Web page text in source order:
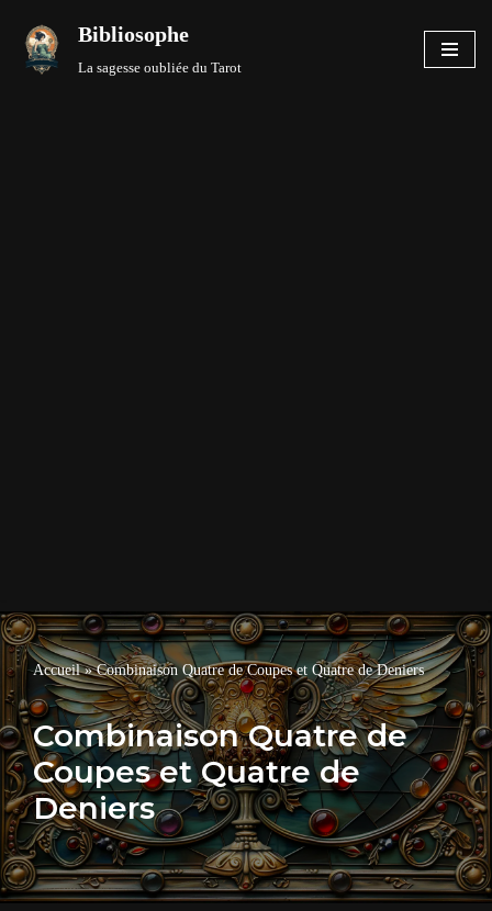
Aller
Bibliosophe
La sagesse oubliée du Tarot
Accueil»Combinaison Quatre de Coupes et Quatre de Deniers
Combinaison Quatre de
Coupes et Quatre de
Deniers